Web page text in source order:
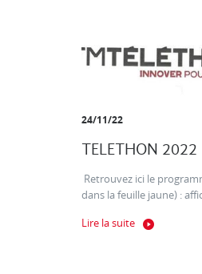
24/11/22
TELETHON 2022
Retrouvez ici le
dans la feuille jaune) :
Lire la suite